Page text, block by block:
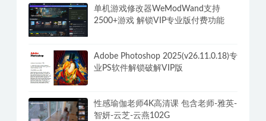
单机游戏修改器WeModWand支持
2500+游戏 解锁VIP专业版付费功能
Adobe Photoshop 2025(v26.11.0.18)专
业PS软件解锁破解VIP版
性感瑜伽老师4K高清课 包含老师-雅英-
智妍-云芝-云燕102G